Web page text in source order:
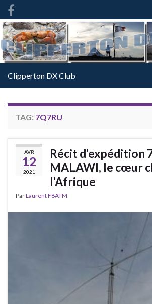
Clipperton DX Club
TAG: 7Q7RU
AVR
12
2021
Récit d’expédition
MALAWI, le cœur
l’Afrique
ParLaurent F8ATM